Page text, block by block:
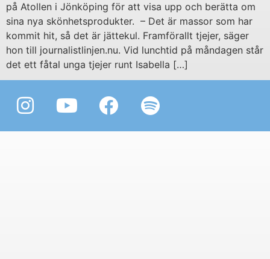
på Atollen i Jönköping för att visa upp och berätta om
sina nya skönhetsprodukter. – Det är massor som har
kommit hit, så det är jättekul. Framförallt tjejer, säger
hon till journalistlinjen.nu. Vid lunchtid på måndagen står
det ett fåtal unga tjejer runt Isabella […]